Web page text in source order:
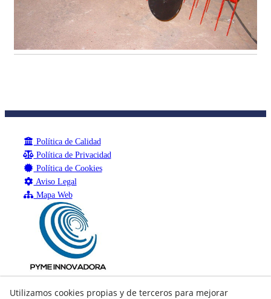
Política de Calidad
Política de Privacidad
Política de Cookies
Aviso Legal
Mapa Web
Utilizamos cookies propias y de terceros para mejorar